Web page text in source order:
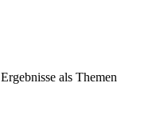
Ergebnisse als Themen